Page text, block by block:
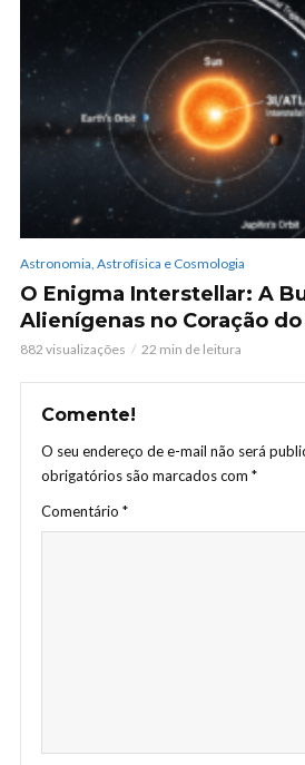
Astronomia, Astrofísica e Cosmologia
O Enigma Interstellar: A
Alienígenas no Coração do
882 visualizações 22 min de leitura
Comente!
O seu endereço de e-mail não será
obrigatórios são marcados com *
Comentário *